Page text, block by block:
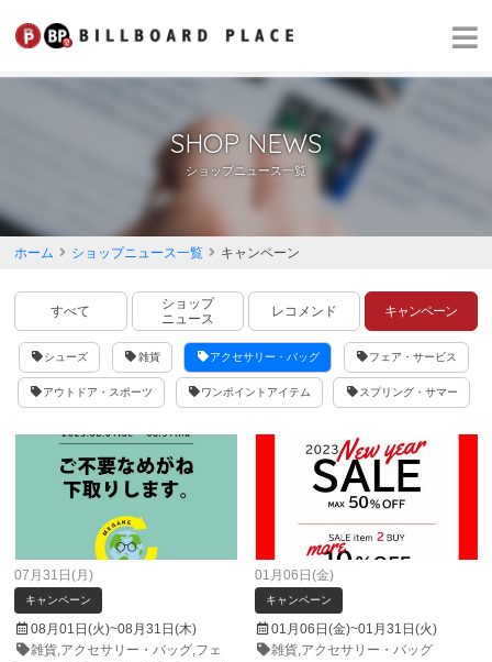
SHOP NEWS
ショップニュース一覧
ホーム ショップニュース一覧 キャンペーン
すべて
ショップ
ニュース
レコメンド キャンペーン
シューズ 雑貨 アクセサリー・バッグ フェア・サービス
アウトドア・スポーツ ワンポイントアイテム スプリング・サマー
07月31日(月)
キャンペーン
08月01日(火)~08月31日(木)
雑貨,アクセサリー・バッグ,フェ
01月06日(金)
キャンペーン
01月06日(金)~01月31日(火)
雑貨,アクセサリー・バッグ